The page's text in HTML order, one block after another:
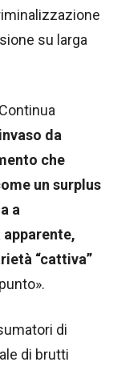
su larga
da
che
un surplus
a
“cattiva”
di
di brutti